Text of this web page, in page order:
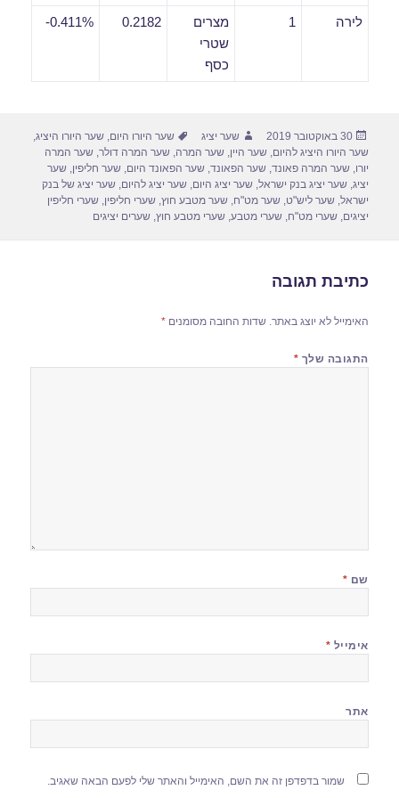
לירה 1
מצרים
שטרי
כסף
0.2182
0.411%-
פורסם
בתאריך
30 באוקטובר 2019 מחבר
שער יציג תגיות
שער היורו היום,שער היורו היציג,
שער היורו היציג להיום,שער היין,שער המרה,שער המרה דולר,שער המרה
יורו,שער המרה פאונד,שער הפאונד,שער הפאונד היום,שער חליפין,שער
יציג,שער יציג בנק ישראל,שער יציג היום,שער יציג להיום,שער יציג של בנק
ישראל,שער ליש"ט,שער מט"ח,שער מטבע חוץ,שערי חליפין,שערי חליפין
יציגים,שערי מט"ח,שערי מטבע,שערי מטבע חוץ,שערים יציגים
כתיבת תגובה
האימייל לא יוצג באתר. שדות החובה מסומנים*
התגובה שלך *
שם *
אימייל *
אתר
שמור בדפדפן זה את השם, האימייל והאתר שלי לפעם הבאה שאגיב.